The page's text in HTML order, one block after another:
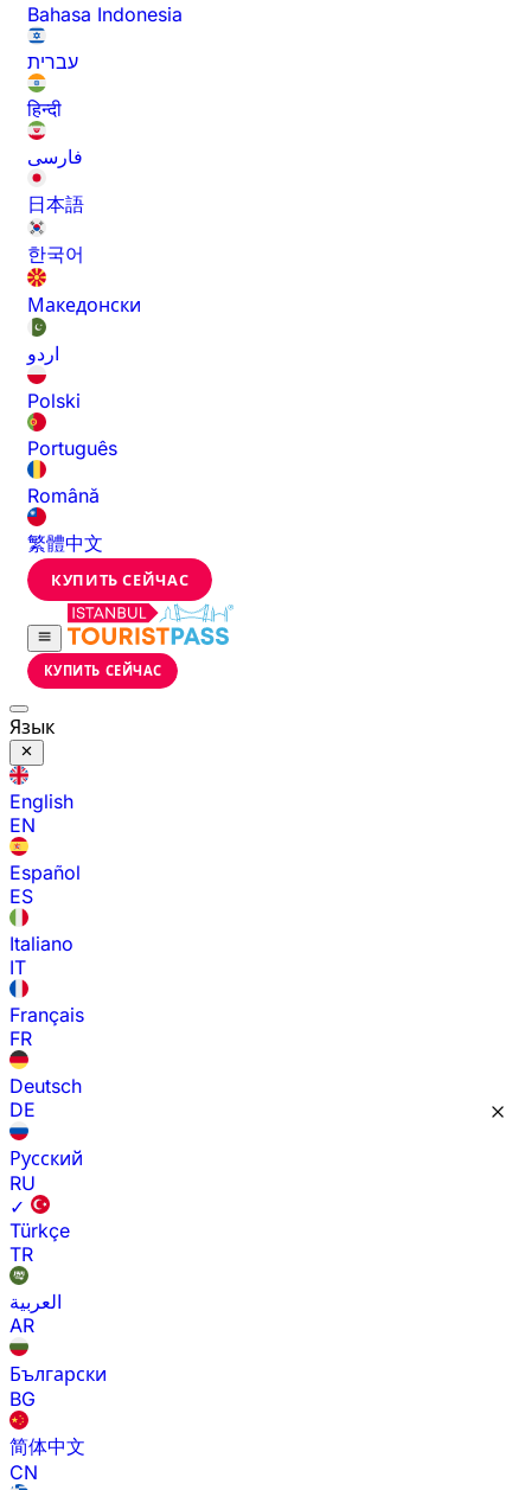
Bahasa Indonesia
עברית
हिन्दी
فارسی
日本語
한국어
Македонски
اردو
Polski
Português
Română
繁體中文
КУПИТЬ СЕЙЧАС
КУПИТЬ СЕЙЧАС
Язык
English
EN
Español
ES
Italiano
IT
Français
FR
Deutsch
DE
Русский
RU
✓
Türkçe
TR
العربية
AR
Български
BG
简体中文
CN